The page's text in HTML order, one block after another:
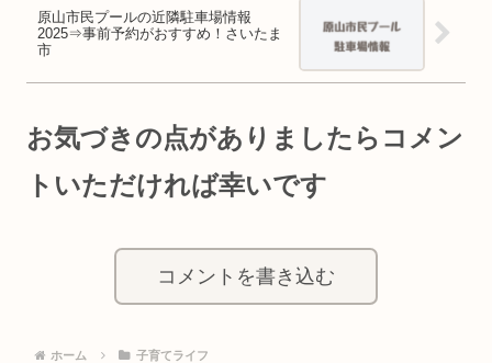
原山市民プールの近隣駐車場情報
2025⇒事前予約がおすすめ！さいたま
市
お気づきの点がありましたらコメン
トいただければ幸いです
コメントを書き込む
ホーム 子育てライフ